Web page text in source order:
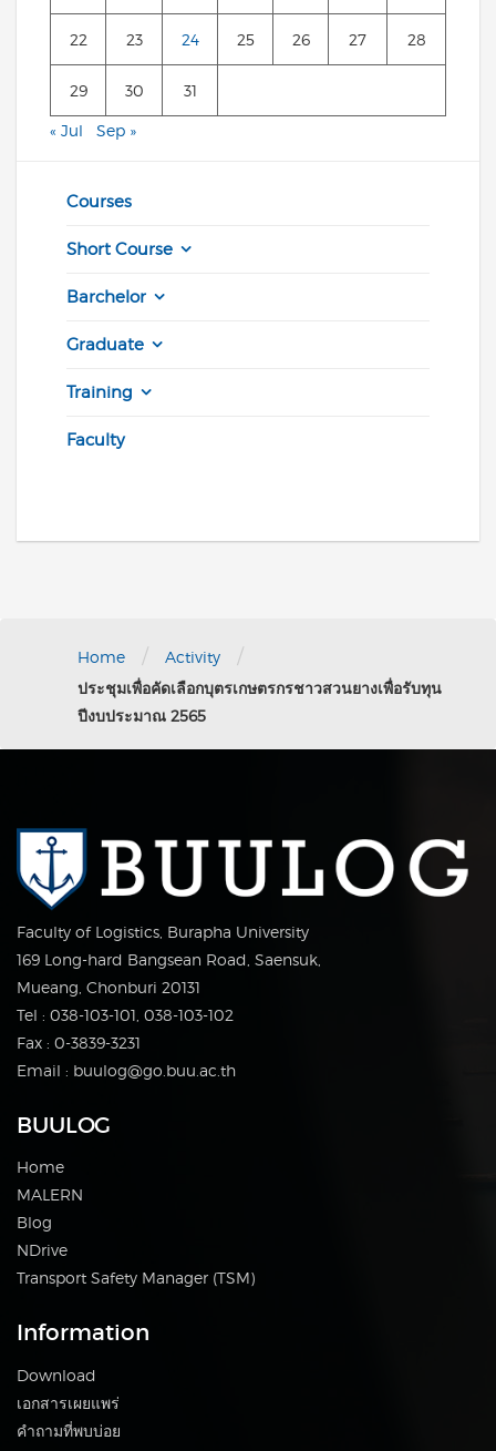
22 23 24 25 26 27 28
29 30 31
« Jul Sep »
Courses
Short Course
Barchelor
Graduate
Training
Faculty
Home / Activity /
ประชุมเพื่อคัดเลือกบุตรเกษตรกรชาวสวนยางเพื่อรับทุน
ปีงบประมาณ 2565
Faculty of Logistics, Burapha University
169 Long-hard Bangsean Road, Saensuk,
Mueang, Chonburi 20131
Tel : 038-103-101, 038-103-102
Fax : 0-3839-3231
Email : buulog@go.buu.ac.th
BUULOG
Home
MALERN
Blog
NDrive
Transport Safety Manager (TSM)
Information
Download
เอกสารเผยแพร่
คำถามที่พบบ่อย